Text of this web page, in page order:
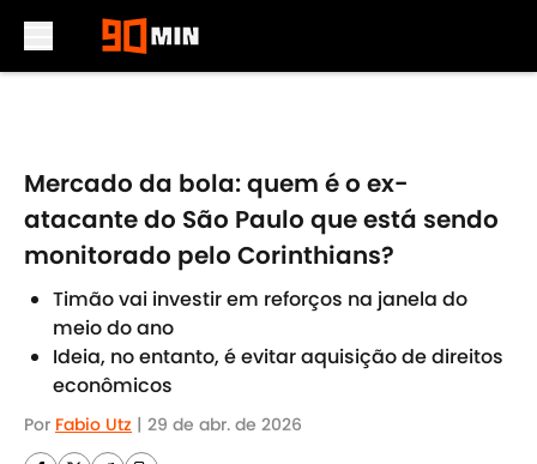
Mercado da bola: quem é o ex-
atacante do São Paulo que está sendo
monitorado pelo Corinthians?
Timão vai investir em reforços na janela do
meio do ano
Ideia, no entanto, é evitar aquisição de direitos
econômicos
Por Fabio Utz | 29 de abr. de 2026